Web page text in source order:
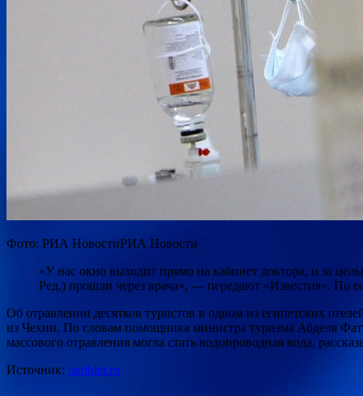
Фото: РИА НовостиРИА Новости
«У нас окно выходит прямо на кабинет доктора, и за
Ред.) прошли через врача», — передают «Известия». По
Об отравлении десятков туристов в одном из египетских
из Чехии. По словам помощника министра туризма Абделя
массового отравления могла стать водопроводная вода,
Источник: rambler.ru